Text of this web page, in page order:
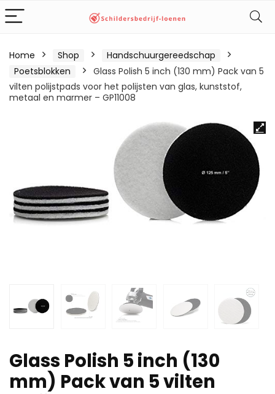
Home Shop
Handschuurgereedschap
Poetsblokken
Glass Polish 5 inch (130 mm) Pack van 5
vilten polijstpads voor het polijsten van glas, kunststof,
metaal en marmer – GP11008
Glass Polish 5 inch (130
mm) Pack van 5 vilten